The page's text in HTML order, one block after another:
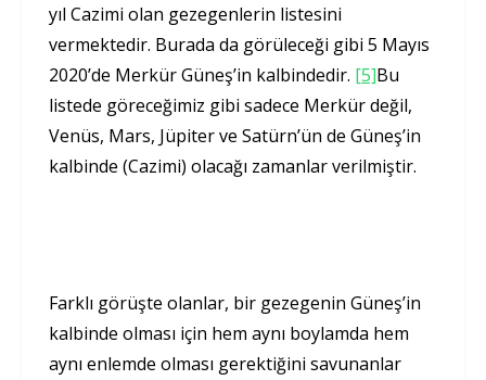
yıl Cazimi olan gezegenlerin listesini
vermektedir. Burada da görüleceği gibi 5 Mayıs
2020’de Merkür Güneş’in kalbindedir. [5]Bu
listede göreceğimiz gibi sadece Merkür değil,
Venüs, Mars, Jüpiter ve Satürn’ün de Güneş’in
kalbinde (Cazimi) olacağı zamanlar verilmiştir.
Farklı görüşte olanlar, bir gezegenin Güneş’in
kalbinde olması için hem aynı boylamda hem
aynı enlemde olması gerektiğini savunanlar